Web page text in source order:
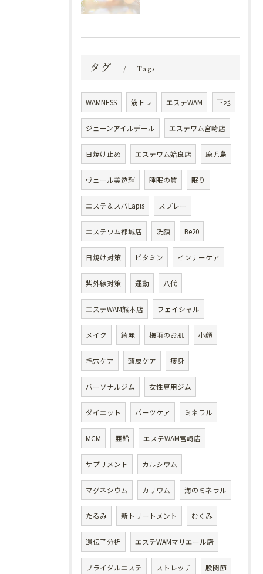
タグ Tags
WAMNESS 筋トレ エステWAM 下地
ジェーンアイルデール エステワム宮崎店
日焼け止め エステワム姶良店 鹿児島
ヴェール美透輝 睡眠の質 眠り
エステ＆スパLapis スプレー
エステワム都城店 洗顔 Be20
日焼け対策 ビタミン インナーケア
紫外線対策 運動 八代
エステWAM熊本店 フェイシャル
メイク 綺麗 梅雨のお肌 小顔
毛穴ケア 頭皮ケア 痩身
パーソナルジム 女性専用ジム
ダイエット パーツケア ミネラル
MCM 亜鉛 エステWAM宮崎店
サプリメント カルシウム
マグネシウム カリウム 海のミネラル
たるみ 新トリートメント むくみ
遺伝子分析 エステWAMマリエール店
ブライダルエステ ストレッチ 股関節